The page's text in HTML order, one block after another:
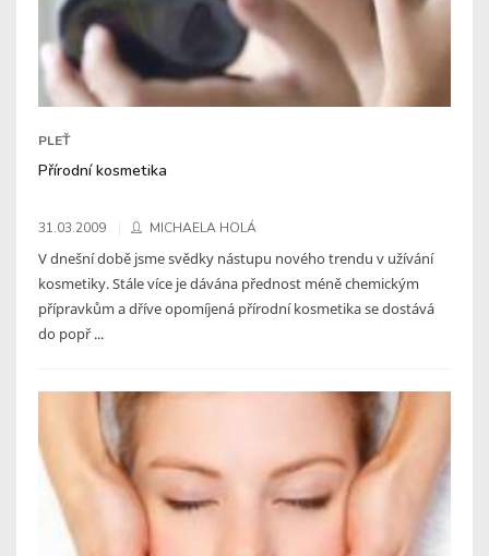
PLEŤ
Přírodní kosmetika
31.03.2009 MICHAELA HOLÁ
V dnešní době jsme svědky nástupu nového trendu v užívání
kosmetiky. Stále více je dávána přednost méně chemickým
přípravkům a dříve opomíjená přírodní kosmetika se dostává
do popř ...